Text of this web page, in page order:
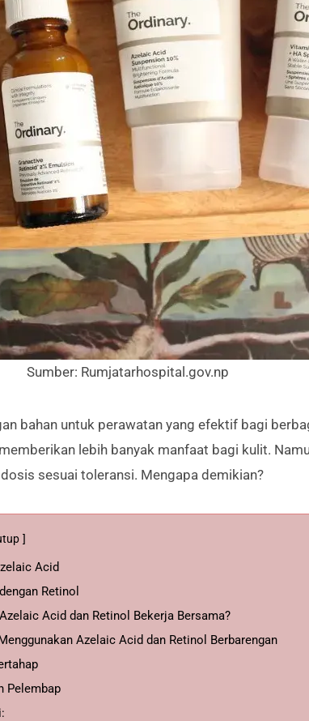
Sumber: Rumjatarhospital.gov.np
bahan untuk perawatan yang efektif bagi
lebih banyak manfaat bagi kulit.
sesuai toleransi. Mengapa demikian?
Acid
Retinol
Acid dan Retinol Bekerja Bersama?
Azelaic Acid dan Retinol Berbarengan
Pelembap